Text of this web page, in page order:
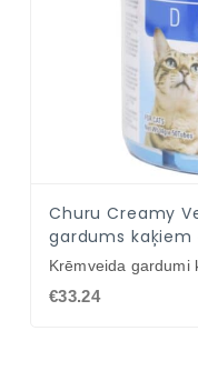
Churu Creamy
gardums kaķiem
Krēmveida gardumi
€33.24